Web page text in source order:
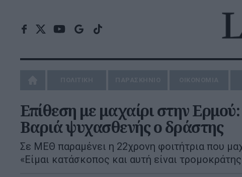
Επίθεση με μαχαίρι στην
Βαριά ψυχασθενής ο δράστης
Σε ΜΕΘ παραμένει η 22χρονη φοιτήτρια που
«Είμαι κατάσκοπος και αυτή είναι